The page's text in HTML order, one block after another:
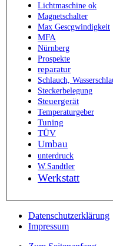
Lichtmaschine ok
Magnetschalter
Max Gescgwindigkeit
MFA
Nürnberg
Prospekte
reparatur
Schlauch,
Steckerbelegung
Steuergerät
Temperaturgeber
Tuning
TÜV
Umbau
unterdruck
W.Sandtler
Werkstatt
Datenschutzerklärung
Impressum